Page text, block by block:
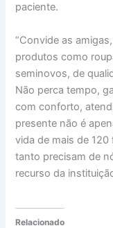
paciente.
“Convide as
produtos como
seminovos, de
Não perca tempo,
com conforto,
presente não é
vida de mais de 120
tanto precisam de
recurso da
Relacionado